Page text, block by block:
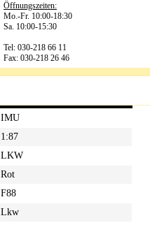
Öffnungszeiten:
Mo.-Fr. 10:00-18:30
Sa. 10:00-15:30
Tel: 030-218 66 11
Fax: 030-218 26 46
IMU
1:87
LKW
Rot
F88
Lkw